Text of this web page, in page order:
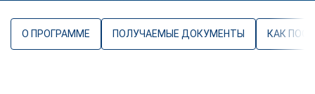
О ПРОГРАММЕ ПОЛУЧАЕМЫЕ ДОКУМЕНТЫ КАК